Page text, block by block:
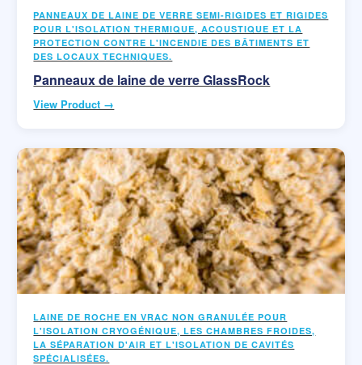
PANNEAUX DE LAINE DE VERRE SEMI-RIGIDES ET RIGIDES
POUR L'ISOLATION THERMIQUE, ACOUSTIQUE ET LA
PROTECTION CONTRE L'INCENDIE DES BÂTIMENTS ET
DES LOCAUX TECHNIQUES.
Panneaux de laine de verre GlassRock
View Product →
LAINE DE ROCHE EN VRAC NON GRANULÉE POUR
L'ISOLATION CRYOGÉNIQUE, LES CHAMBRES FROIDES,
LA SÉPARATION D'AIR ET L'ISOLATION DE CAVITÉS
SPÉCIALISÉES.